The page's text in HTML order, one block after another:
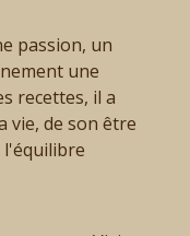
passion, un
une
recettes, il a
vie, de son être
l'équilibre